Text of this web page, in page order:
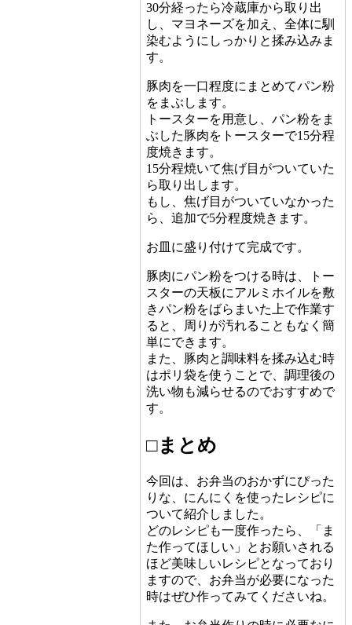
30分経ったら冷蔵庫から取り出
し、マヨネーズを加え、全体に馴
染むようにしっかりと揉み込みま
す。
豚肉を一口程度にまとめてパン粉
をまぶします。
トースターを用意し、パン粉をま
ぶした豚肉をトースターで15分程
度焼きます。
15分程焼いて焦げ目がついていた
ら取り出します。
もし、焦げ目がついていなかった
ら、追加で5分程度焼きます。
お皿に盛り付けて完成です。
豚肉にパン粉をつける時は、トー
スターの天板にアルミホイルを敷
きパン粉をばらまいた上で作業す
ると、周りが汚れることもなく簡
単にできます。
また、豚肉と調味料を揉み込む時
はポリ袋を使うことで、調理後の
洗い物も減らせるのでおすすめで
す。
□まとめ
今回は、お弁当のおかずにぴった
りな、にんにくを使ったレシピに
ついて紹介しました。
どのレシピも一度作ったら、「ま
た作ってほしい」とお願いされる
ほど美味しいレシピとなっており
ますので、お弁当が必要になった
時はぜひ作ってみてくださいね。